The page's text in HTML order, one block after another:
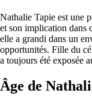
Nathalie Tapie est une
et son implication dans
elle a grandi dans un
opportunités. Fille du
a toujours été exposée
Âge de